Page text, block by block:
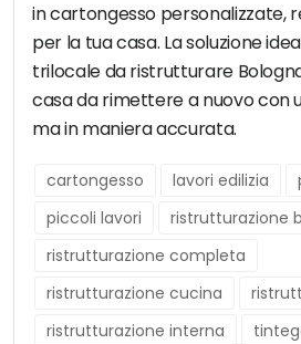
in cartongesso personalizzate,
per la tua casa. La soluzione
trilocale da ristrutturare
casa da rimettere a nuovo con
ma in maniera accurata.
cartongesso lavori edilizia
piccoli lavori
ristrutturazione
ristrutturazione completa
ristrutturazione cucina
ristrutturazione interna